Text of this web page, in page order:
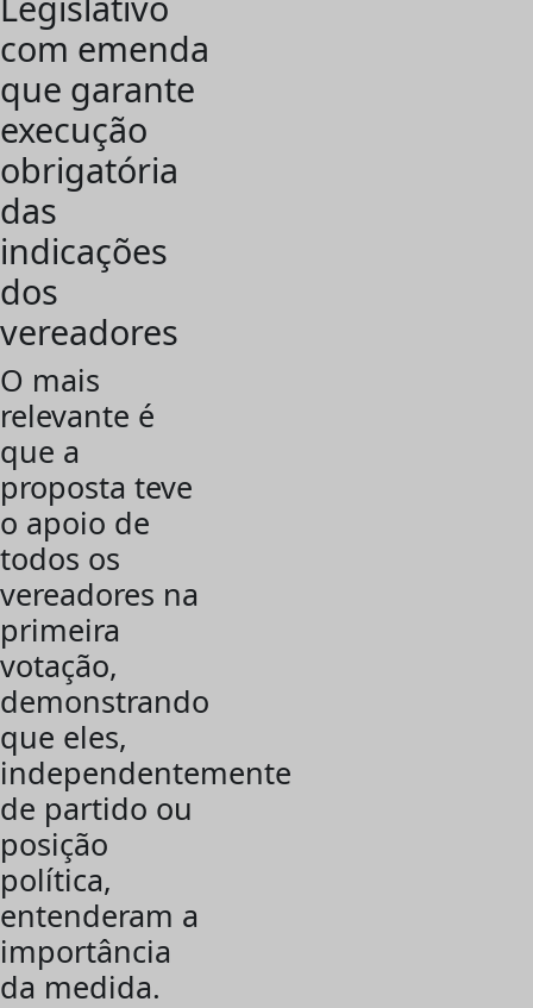
com emenda
que garante
execução
obrigatória
das
indicações
dos
vereadores
O mais
relevante é
que a
proposta teve
o apoio de
todos os
vereadores na
primeira
votação,
demonstrando
que eles,
independentemente
de partido ou
posição
política,
entenderam a
importância
da medida.